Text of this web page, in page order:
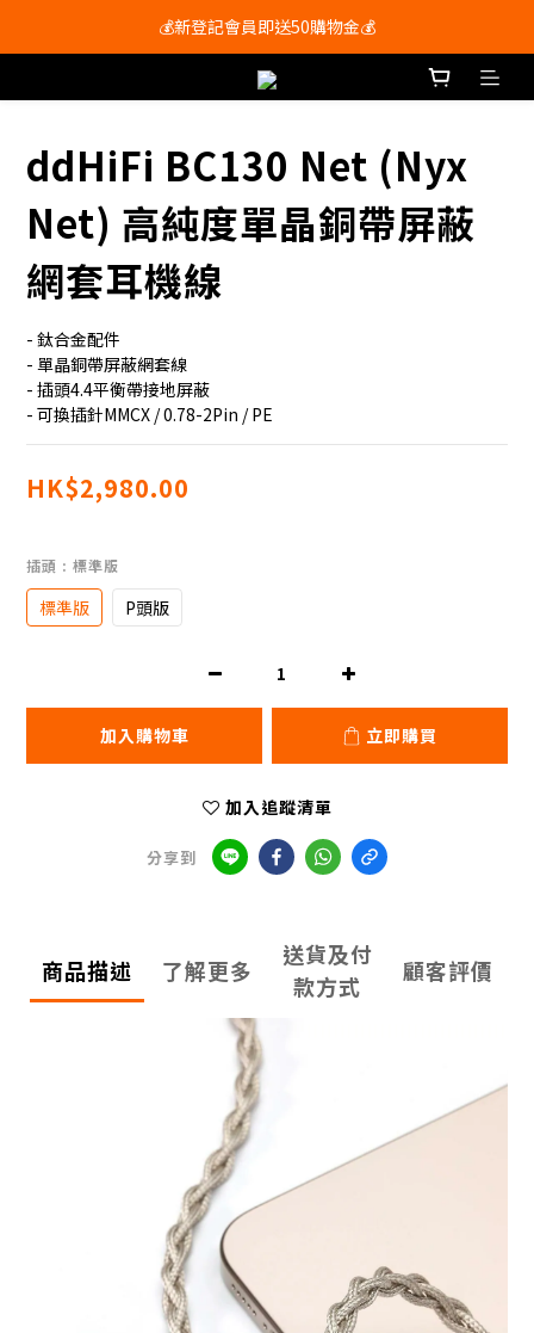
會員尊享購物滿$250即享免運費🚚
ddHiFi BC130 Net (Nyx
Net) 高純度單晶銅帶屏蔽
網套耳機線
- 鈦合金配件
- 單晶銅帶屏蔽網套線
- 插頭4.4平衡帶接地屏蔽
- 可換插針MMCX / 0.78-2Pin / PE
HK$2,980.00
插頭 : 標準版
標準版 P頭版
加入購物車 立即購買
加入追蹤清單
分享到
商品描述 了解更多
送貨及付
款方式
顧客評價